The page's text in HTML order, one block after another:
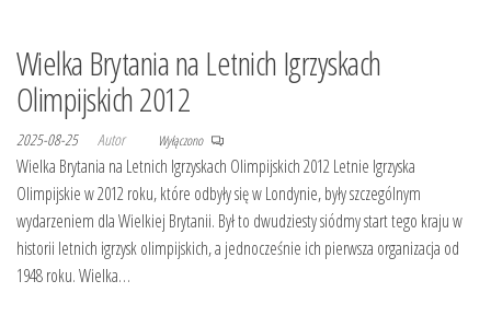
Wielka Brytania na Letnich Igrzyskach
Olimpijskich 2012
2025-08-25 Autor Wyłączono
Wielka Brytania na Letnich Igrzyskach Olimpijskich 2012 Letnie Igrzyska
Olimpijskie w 2012 roku, które odbyły się w Londynie, były szczególnym
wydarzeniem dla Wielkiej Brytanii. Był to dwudziesty siódmy start tego kraju w
historii letnich igrzysk olimpijskich, a jednocześnie ich pierwsza organizacja od
1948 roku. Wielka…